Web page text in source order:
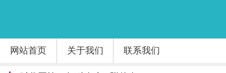
网站首页 关于我们 联系我们